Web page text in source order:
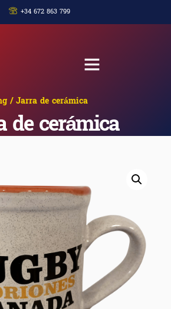
+34 672 863 799
/ Jarra de cerámica
de cerámica